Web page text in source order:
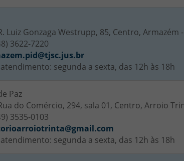
Luiz Gonzaga Westrupp, 85, Centro, Armazém -
3622-7220
segunda a sexta, das 12h às 18h
Paz
do Comércio, 294, sala 01, Centro, Arroio
3535-0103
segunda a sexta, das 12h às 18h